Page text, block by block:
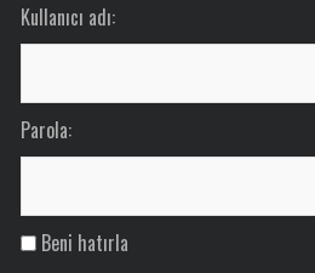
Kullanıcı adı:
Parola:
Beni hatırla